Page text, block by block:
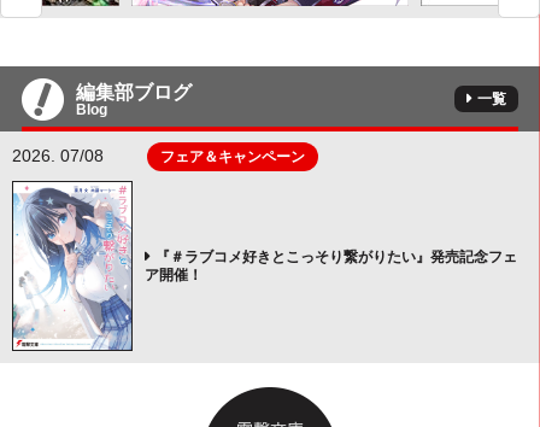
編集部ブログ
Blog
一覧
2026. 07/08 フェア＆キャンペーン
『＃ラブコメ好きとこっそり繋がりたい』発売記念フェ
ア開催！